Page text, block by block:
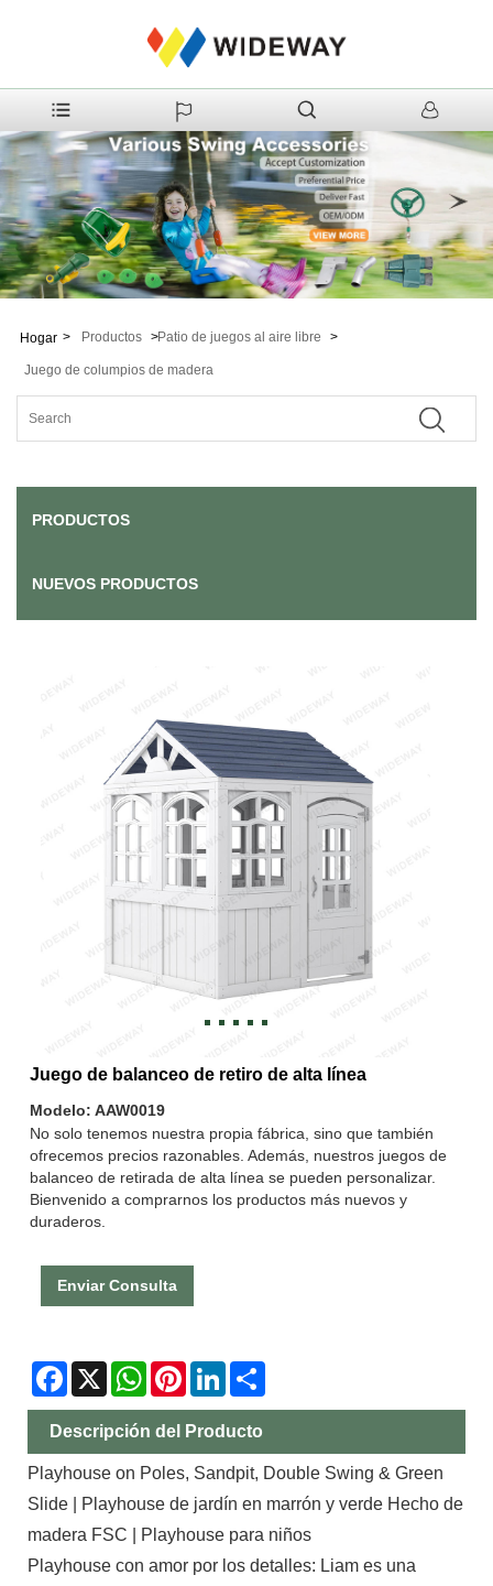
Hogar > Productos >Patio de juegos al aire libre >
Juego de columpios de madera
PRODUCTOS
NUEVOS PRODUCTOS
Juego de balanceo de retiro de alta línea
Modelo: AAW0019
No solo tenemos nuestra propia fábrica, sino que también
ofrecemos precios razonables. Además, nuestros juegos de
balanceo de retirada de alta línea se pueden personalizar.
Bienvenido a comprarnos los productos más nuevos y
duraderos.
Enviar Consulta
Facebook
X WhatsApp
PinterestLinkedIn
Descripción del Producto
Playhouse on Poles, Sandpit, Double Swing & Green
Slide | Playhouse de jardín en marrón y verde Hecho de
madera FSC | Playhouse para niños
Playhouse con amor por los detalles: Liam es una